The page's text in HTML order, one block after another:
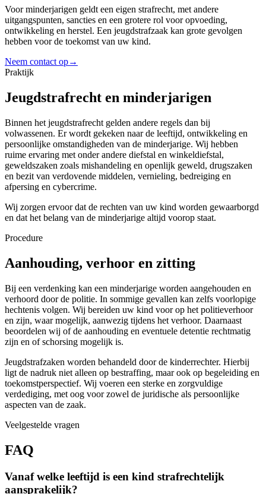
Voor minderjarigen geldt een eigen strafrecht, met andere
uitgangspunten, sancties en een grotere rol voor opvoeding,
ontwikkeling en herstel. Een jeugdstrafzaak kan grote gevolgen
hebben voor de toekomst van uw kind.
Neem contact op→
Praktijk
Jeugdstrafrecht en minderjarigen
Binnen het jeugdstrafrecht gelden andere regels dan bij
volwassenen. Er wordt gekeken naar de leeftijd, ontwikkeling en
persoonlijke omstandigheden van de minderjarige. Wij hebben
ruime ervaring met onder andere diefstal en winkeldiefstal,
geweldszaken zoals mishandeling en openlijk geweld, drugszaken
en bezit van verdovende middelen, vernieling, bedreiging en
afpersing en cybercrime.
Wij zorgen ervoor dat de rechten van uw kind worden gewaarborgd
en dat het belang van de minderjarige altijd voorop staat.
Procedure
Aanhouding, verhoor en zitting
Bij een verdenking kan een minderjarige worden aangehouden en
verhoord door de politie. In sommige gevallen kan zelfs voorlopige
hechtenis volgen. Wij bereiden uw kind voor op het politieverhoor
en zijn, waar mogelijk, aanwezig tijdens het verhoor. Daarnaast
beoordelen wij of de aanhouding en eventuele detentie rechtmatig
zijn en of schorsing mogelijk is.
Jeugdstrafzaken worden behandeld door de kinderrechter. Hierbij
ligt de nadruk niet alleen op bestraffing, maar ook op begeleiding en
toekomstperspectief. Wij voeren een sterke en zorgvuldige
verdediging, met oog voor zowel de juridische als persoonlijke
aspecten van de zaak.
Veelgestelde vragen
FAQ
Vanaf welke leeftijd is een kind strafrechtelijk
aansprakelijk?